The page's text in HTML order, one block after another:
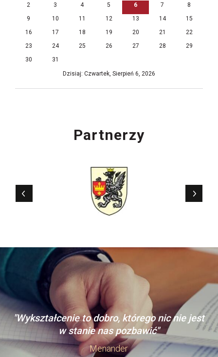
2
3 4 5 6 7
8
9
10 11 12 13 14
15
16
17 18 19 20 21
22
23
24 25 26 27 28
29
30
31
Dzisiaj: Czwartek, Sierpień 6, 2026
Partnerzy
"Wykształcenie to dobro, którego nic nie jest
w stanie nas pozbawić"
Menander